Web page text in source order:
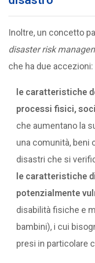
Inoltre, un concetto
disaster risk
che ha due accezioni:
le caratteristiche
processi fisici,
che aumentano la
una comunità, beni
disastri che si
le caratteristiche
potenzialmente
disabilità fisiche e
bambini), i cui
presi in particolare